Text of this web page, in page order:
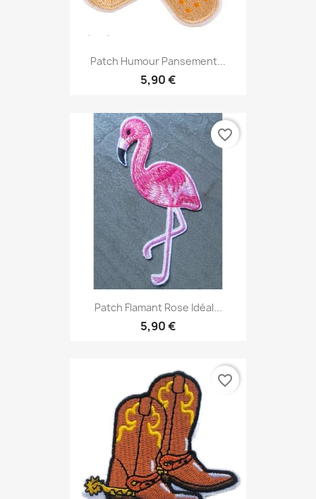
Patch Humour Pansement...
5,90 €
Patch Flamant Rose Idéal...
5,90 €
favorite_border
favorite_border